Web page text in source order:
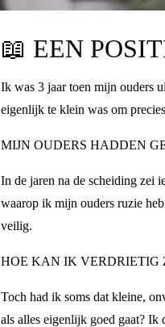
📖 EEN
Ik was 3 jaar toen mijn ouders
eigenlijk te klein was om
MIJN OUDERS HADDEN
In de jaren na de scheiding zei
waarop ik mijn ouders ruzie
veilig.
HOE KAN IK VERDRIETIG
Toch had ik soms dat kleine,
als alles eigenlijk goed gaat?